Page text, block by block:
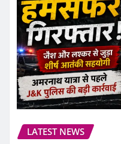
LATEST NEWS